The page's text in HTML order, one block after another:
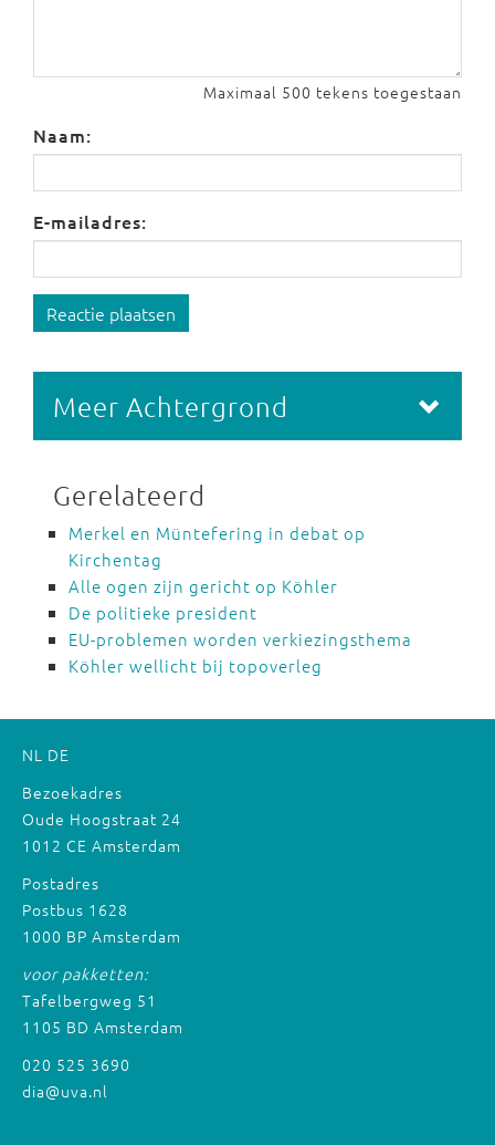
Maximaal 500 tekens toegestaan
Naam:
E-mailadres:
Reactie plaatsen
Meer Achtergrond
Gerelateerd
Merkel en Müntefering in debat op
Kirchentag
Alle ogen zijn gericht op Köhler
De politieke president
EU-problemen worden verkiezingsthema
Köhler wellicht bij topoverleg
NL DE
Bezoekadres
Oude Hoogstraat 24
1012 CE Amsterdam
Postadres
Postbus 1628
1000 BP Amsterdam
voor pakketten:
Tafelbergweg 51
1105 BD Amsterdam
020 525 3690
dia@uva.nl